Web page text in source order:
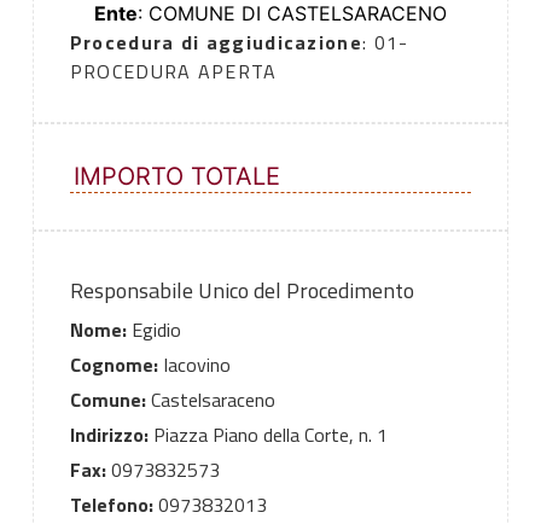
Ente: COMUNE DI CASTELSARACENO
Procedura di aggiudicazione: 01-
PROCEDURA APERTA
IMPORTO TOTALE
Responsabile Unico del Procedimento
Nome:Egidio
Cognome:Iacovino
Comune:Castelsaraceno
Indirizzo:Piazza Piano della Corte, n. 1
Fax:0973832573
Telefono:0973832013